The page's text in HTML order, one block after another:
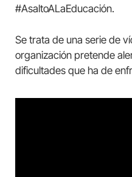
#AsaltoALaEducación.
Se trata de una serie de
organización pretende
dificultades que ha de